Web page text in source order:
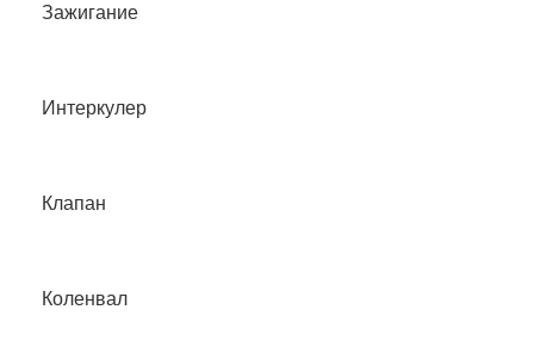
Зажигание
Интеркулер
Клапан
Коленвал